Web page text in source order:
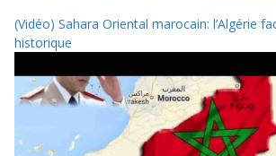
(Vidéo) Sahara Oriental marocain: l’Algérie
historique